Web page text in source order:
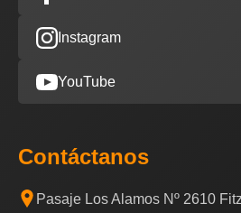
Instagram
YouTube
Contáctanos
Pasaje Los Alamos Nº 2610